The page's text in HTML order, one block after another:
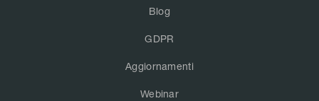
Blog
GDPR
Aggiornamenti
Webinar